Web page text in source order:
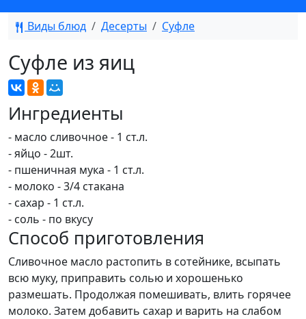
Виды блюд Десерты Суфле
Суфле из яиц
Ингредиенты
- масло сливочное - 1 ст.л.
- яйцо - 2шт.
- пшеничная мука - 1 ст.л.
- молоко - 3/4 стакана
- сахар - 1 ст.л.
- соль - по вкусу
Способ приготовления
Сливочное масло растопить в сотейнике, всыпать
всю муку, приправить солью и хорошенько
размешать. Продолжая помешивать, влить горячее
молоко. Затем добавить сахар и варить на слабом